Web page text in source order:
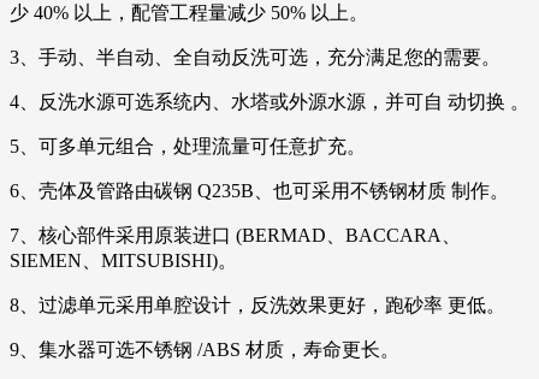
少 40% 以上，配管工程量减少 50% 以上。
3、手动、半自动、全自动反洗可选，充分满足您的需要。
4、反洗水源可选系统内、水塔或外源水源，并可自 动切换 。
5、可多单元组合，处理流量可任意扩充。
6、壳体及管路由碳钢 Q235B、也可采用不锈钢材质 制作。
7、核心部件采用原装进口 (BERMAD、BACCARA、
SIEMEN、MITSUBISHI)。
8、过滤单元采用单腔设计，反洗效果更好，跑砂率 更低。
9、集水器可选不锈钢 /ABS 材质，寿命更长。